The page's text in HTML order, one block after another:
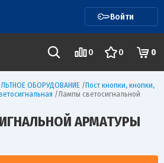
Войти
0 0 0
ОБОРУДОВАНИЕ /Пост кнопки, кнопки,
/Лампы светосигнальной
АРМАТУРЫ